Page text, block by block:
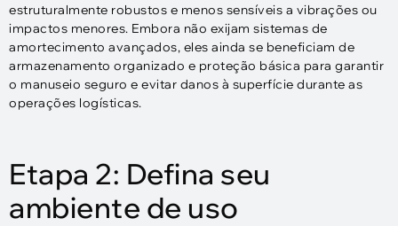
estruturalmente robustos e menos sensíveis a vibrações ou
impactos menores. Embora não exijam sistemas de
amortecimento avançados, eles ainda se beneficiam de
armazenamento organizado e proteção básica para garantir
o manuseio seguro e evitar danos à superfície durante as
operações logísticas.
Etapa 2: Defina seu
ambiente de uso